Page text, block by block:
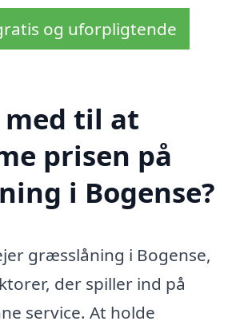
og uforpligtende
med til at
prisen på
i Bogense?
græsslåning i Bogense,
der spiller ind på
service. At holde